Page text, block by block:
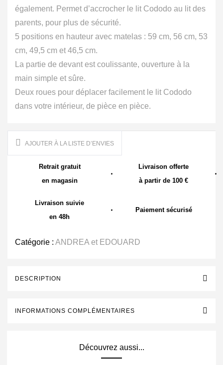
également. Permet d’accrocher le lit Cododo au lit des
parents, pour plus de sécurité.
5 positions en hauteur avec matelas : 59 cm, 56 cm, 53
cm, 49,5 cm et 46,5 cm.
La partie de devant est coulissante, ouverture à la
main simple et sûre.
Deux roues pour déplacer facilement le lit Cododo
dans votre intérieur, de pièce en pièce.
AJOUTER À LA LISTE D’ENVIES
Retrait gratuit
en magasin
Livraison offerte
à partir de 100 €
Livraison suivie
en 48h
Paiement sécurisé
Catégorie : ANDREA et EDOUARD
DESCRIPTION
INFORMATIONS COMPLÉMENTAIRES
Découvrez aussi...